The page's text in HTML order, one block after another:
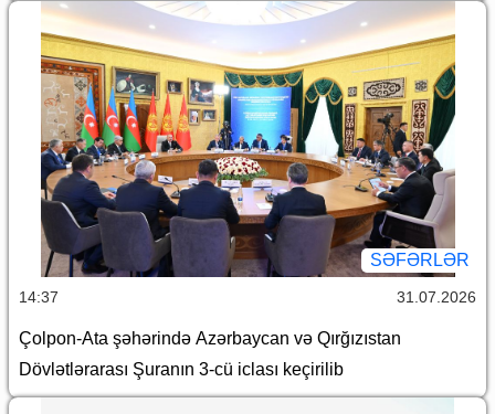
SƏFƏRLƏR
14:37 31.07.2026
Çolpon-Ata şəhərində Azərbaycan və Qırğızıstan
Dövlətlərarası Şuranın 3-cü iclası keçirilib